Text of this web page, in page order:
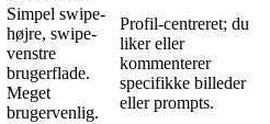
Simpel swipe-
højre, swipe-
venstre
brugerflade.
Meget
brugervenlig.
Profil-centreret; du
liker eller
kommenterer
specifikke billeder
eller prompts.